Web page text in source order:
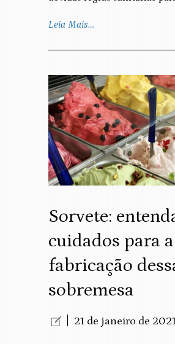
Leia Mais…
Sorvete:
cuidados para a
fabricação
sobremesa
21 de janeiro de 2021